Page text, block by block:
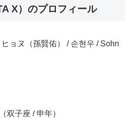
X）のプロフィール
ョヌ（孫賢佑） / 손현우 / Sohn
（双子座 / 申年）